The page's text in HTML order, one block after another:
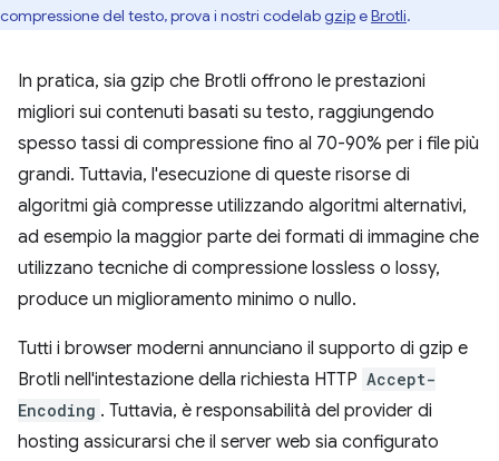
compressione del testo, prova i nostri codelabgzipeBrotli.
In pratica, sia gzip che Brotli offrono le prestazioni
migliori sui contenuti basati su testo, raggiungendo
spesso tassi di compressione fino al 70-90% per i file più
grandi. Tuttavia, l'esecuzione di queste risorse di
algoritmi già compresse utilizzando algoritmi alternativi,
ad esempio la maggior parte dei formati di immagine che
utilizzano tecniche di compressione lossless o lossy,
produce un miglioramento minimo o nullo.
Tutti i browser moderni annunciano il supporto di gzip e
Brotli nell'intestazione della richiesta HTTP Accept-
Encoding . Tuttavia, è responsabilità del provider di
hosting assicurarsi che il server web sia configurato